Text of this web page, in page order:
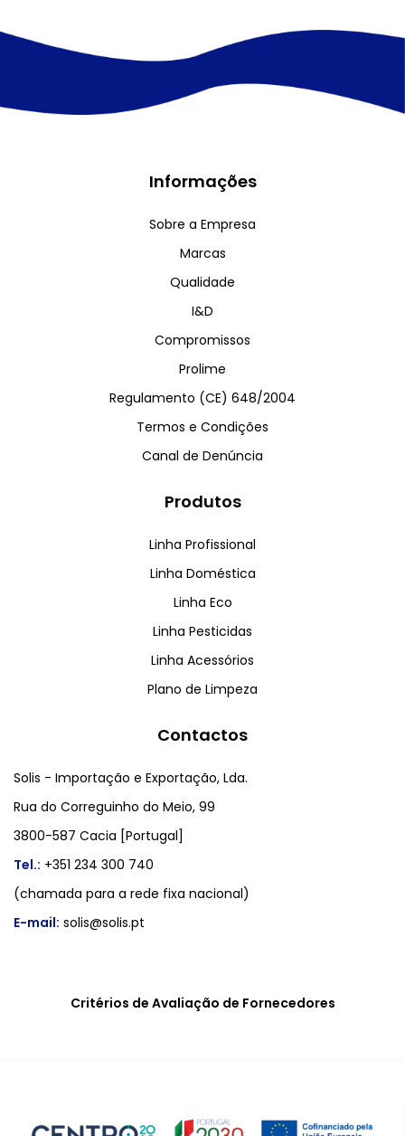
Informações
Sobre a Empresa
Marcas
Qualidade
I&D
Compromissos
Prolime
Regulamento (CE) 648/2004
Termos e Condições
Canal de Denúncia
Produtos
Linha Profissional
Linha Doméstica
Linha Eco
Linha Pesticidas
Linha Acessórios
Plano de Limpeza
Contactos
Solis - Importação e Exportação, Lda.
Rua do Correguinho do Meio, 99
3800-587 Cacia [Portugal]
Tel.: +351 234 300 740
(chamada para a rede fixa nacional)
E-mail: solis@solis.pt
Critérios de Avaliação de Fornecedores